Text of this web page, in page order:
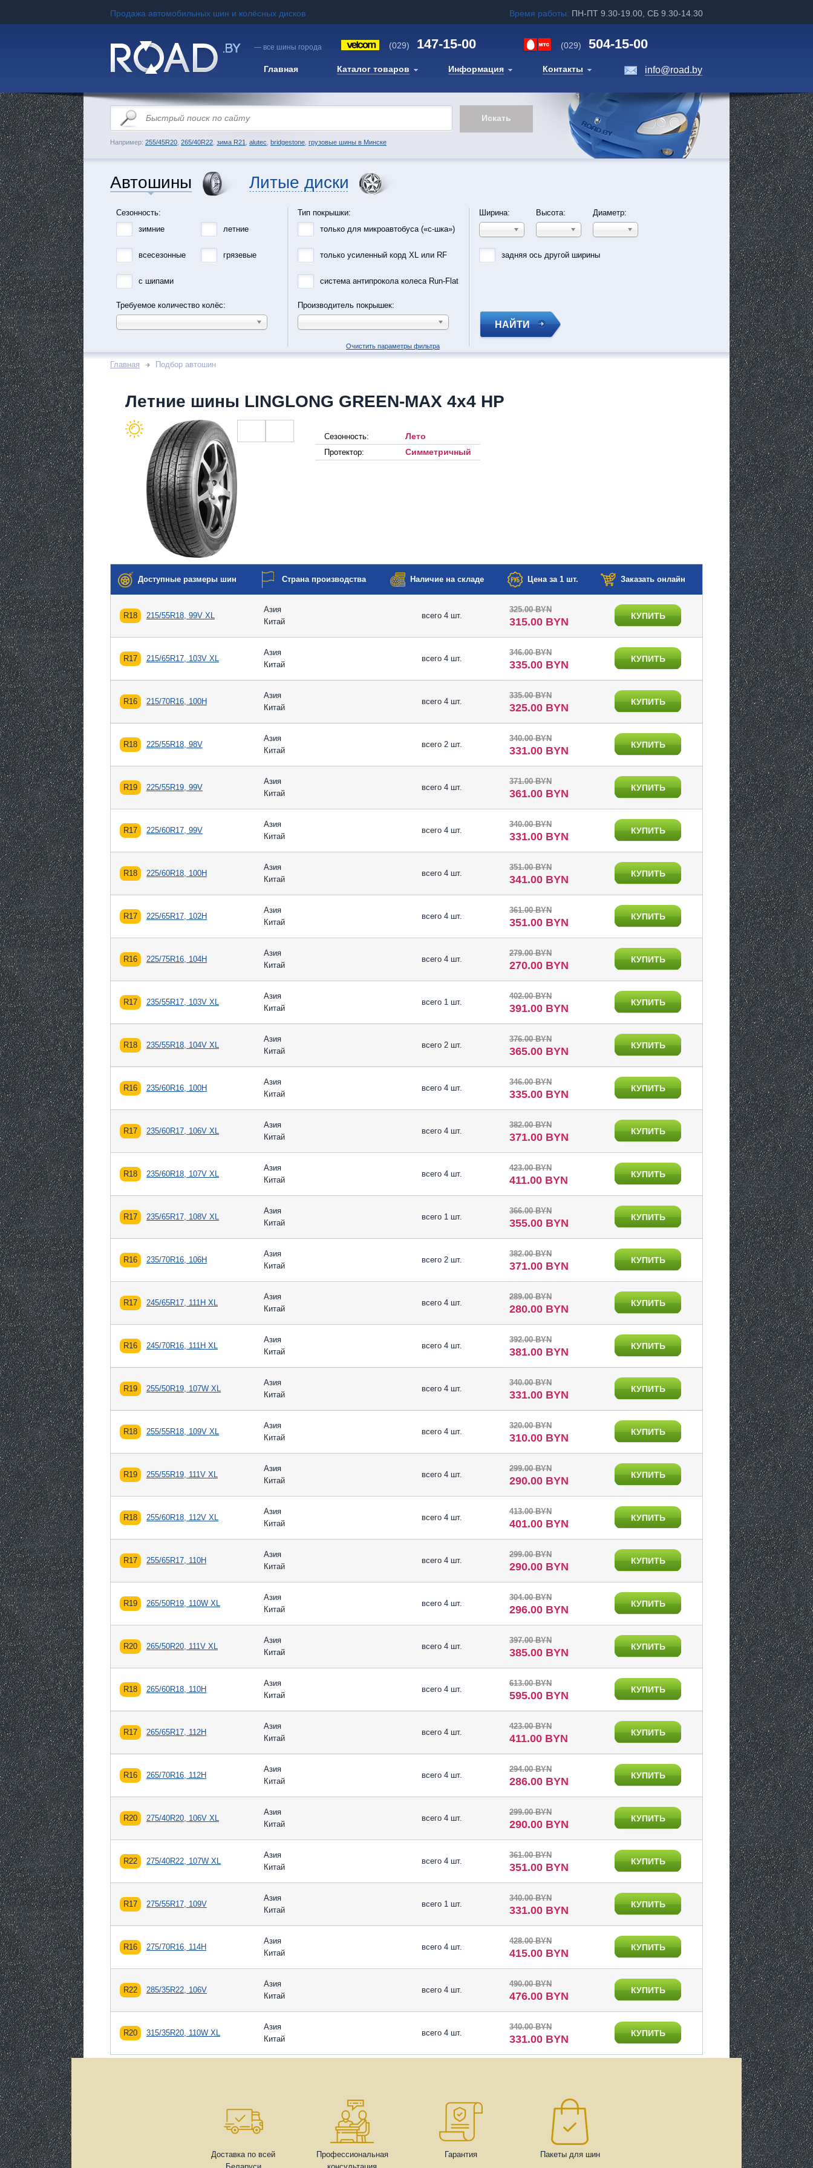
Продажа автомобильных шин и колёсных дисков Время работы: ПН-ПТ 9.30-19.00, СБ 9.30-14.30
— все шины города (029) 147-15-00 (029) 504-15-00
Главная Каталог товаров Информация Контакты info@road.by
Например: 255/45R20 265/40R22 зима R21 alutec bridgestone грузовые шины в Минске
Автошины Литые диски
Сезонность:
зимние
летние
всесезонные грязевые
с шипами
Требуемое количество колёс:
Тип покрышки:
только для микроавтобуса («с-шка»)
только усиленный корд XL или RF
система антипрокола колеса Run-Flat
Производитель покрышек:
Ширина: Высота: Диаметр:
задняя ось другой ширины
НАЙТИ
Очистить параметры фильтра
Главная Подбор автошин
Летние шины LINGLONG GREEN-MAX 4x4 HP
Сезонность: Лето
Протектор: Симметричный
Доступные размеры шин Страна производства Наличие на складе Цена за 1 шт. Заказать онлайн
R18 215/55R18, 99V XL
Азия
Китай
всего 4 шт.
325.00 BYN
315.00 BYN КУПИТЬ
R17 215/65R17, 103V XL
Азия
Китай
всего 4 шт.
346.00 BYN
335.00 BYN КУПИТЬ
R16 215/70R16, 100H
Азия
Китай
всего 4 шт.
335.00 BYN
325.00 BYN КУПИТЬ
R18 225/55R18, 98V
Азия
Китай
всего 2 шт.
340.00 BYN
331.00 BYN КУПИТЬ
R19 225/55R19, 99V
Азия
Китай
всего 4 шт.
371.00 BYN
361.00 BYN КУПИТЬ
R17 225/60R17, 99V
Азия
Китай
всего 4 шт.
340.00 BYN
331.00 BYN КУПИТЬ
R18 225/60R18, 100H
Азия
Китай
всего 4 шт.
351.00 BYN
341.00 BYN КУПИТЬ
R17 225/65R17, 102H
Азия
Китай
всего 4 шт.
361.00 BYN
351.00 BYN КУПИТЬ
R16 225/75R16, 104H
Азия
Китай
всего 4 шт.
279.00 BYN
270.00 BYN КУПИТЬ
R17 235/55R17, 103V XL
Азия
Китай
всего 1 шт.
402.00 BYN
391.00 BYN КУПИТЬ
R18 235/55R18, 104V XL
Азия
Китай
всего 2 шт.
376.00 BYN
365.00 BYN КУПИТЬ
R16 235/60R16, 100H
Азия
Китай
всего 4 шт.
346.00 BYN
335.00 BYN КУПИТЬ
R17 235/60R17, 106V XL
Азия
Китай
всего 4 шт.
382.00 BYN
371.00 BYN КУПИТЬ
R18 235/60R18, 107V XL
Азия
Китай
всего 4 шт.
423.00 BYN
411.00 BYN КУПИТЬ
R17 235/65R17, 108V XL
Азия
Китай
всего 1 шт.
366.00 BYN
355.00 BYN КУПИТЬ
R16 235/70R16, 106H
Азия
Китай
всего 2 шт.
382.00 BYN
371.00 BYN КУПИТЬ
R17 245/65R17, 111H XL
Азия
Китай
всего 4 шт.
289.00 BYN
280.00 BYN КУПИТЬ
R16 245/70R16, 111H XL
Азия
Китай
всего 4 шт.
392.00 BYN
381.00 BYN КУПИТЬ
R19 255/50R19, 107W XL
Азия
Китай
всего 4 шт.
340.00 BYN
331.00 BYN КУПИТЬ
R18 255/55R18, 109V XL
Азия
Китай
всего 4 шт.
320.00 BYN
310.00 BYN КУПИТЬ
R19 255/55R19, 111V XL
Азия
Китай
всего 4 шт.
299.00 BYN
290.00 BYN КУПИТЬ
R18 255/60R18, 112V XL
Азия
Китай
всего 4 шт.
413.00 BYN
401.00 BYN КУПИТЬ
R17 255/65R17, 110H
Азия
Китай
всего 4 шт.
299.00 BYN
290.00 BYN КУПИТЬ
R19 265/50R19, 110W XL
Азия
Китай
всего 4 шт.
304.00 BYN
296.00 BYN КУПИТЬ
R20 265/50R20, 111V XL
Азия
Китай
всего 4 шт.
397.00 BYN
385.00 BYN КУПИТЬ
R18 265/60R18, 110H
Азия
Китай
всего 4 шт.
613.00 BYN
595.00 BYN КУПИТЬ
R17 265/65R17, 112H
Азия
Китай
всего 4 шт.
423.00 BYN
411.00 BYN КУПИТЬ
R16 265/70R16, 112H
Азия
Китай
всего 4 шт.
294.00 BYN
286.00 BYN КУПИТЬ
R20 275/40R20, 106V XL
Азия
Китай
всего 4 шт.
299.00 BYN
290.00 BYN КУПИТЬ
R22 275/40R22, 107W XL
Азия
Китай
всего 4 шт.
361.00 BYN
351.00 BYN КУПИТЬ
R17 275/55R17, 109V
Азия
Китай
всего 1 шт.
340.00 BYN
331.00 BYN КУПИТЬ
R16 275/70R16, 114H
Азия
Китай
всего 4 шт.
428.00 BYN
415.00 BYN КУПИТЬ
R22 285/35R22, 106V
Азия
Китай
всего 4 шт.
490.00 BYN
476.00 BYN КУПИТЬ
R20 315/35R20, 110W XL
Азия
Китай
всего 4 шт.
340.00 BYN
331.00 BYN КУПИТЬ
Доставка по всей
Профессиональная
Гарантия Пакеты для шин